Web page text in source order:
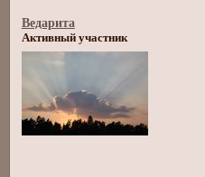
Ведарита
Активный участник